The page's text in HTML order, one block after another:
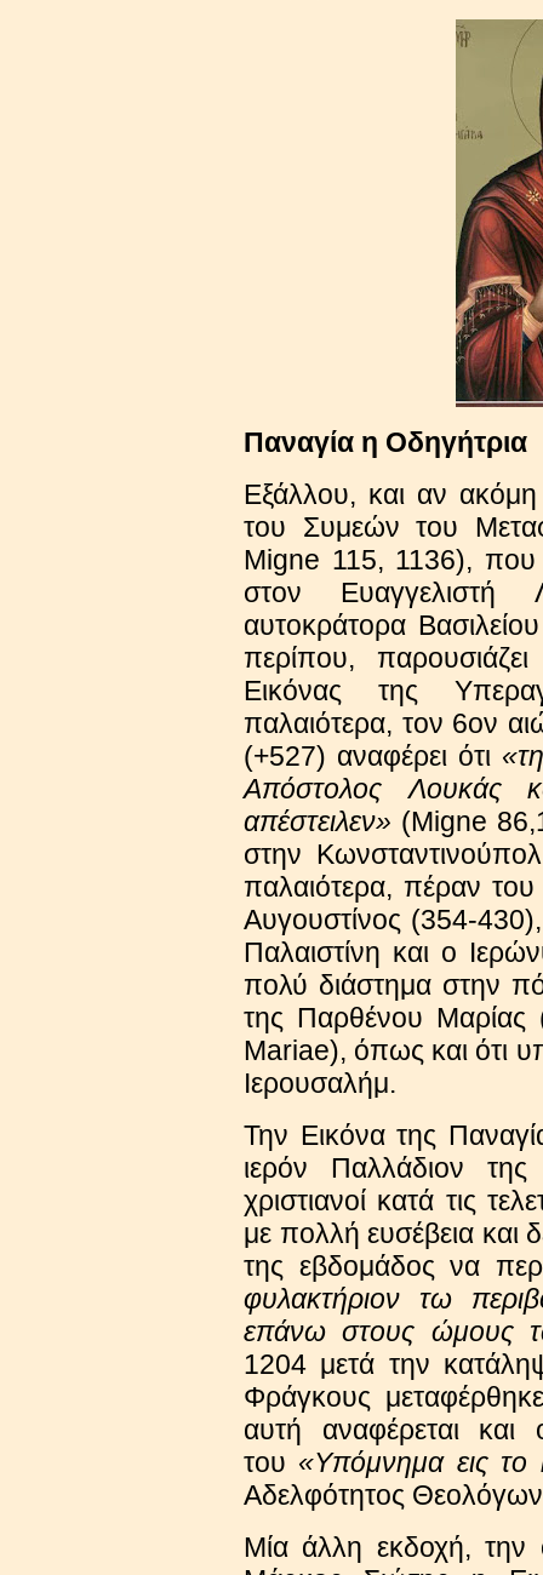
Παναγία η Οδηγήτρια
Εξάλλου, και αν
του Συμεών του
Migne 115, 1136), που
στον
αυτοκράτορα
περίπου,
Εικόνας της
παλαιότερα, τον 6ον
(+527) αναφέρει ότι
Απόστολος Λουκάς
απέστειλεν» (Migne
στην
παλαιότερα, πέραν
Αυγουστίνος (354-
Παλαιστίνη και ο
πολύ διάστημα στην
της Παρθένου
Mariae), όπως και ότι
Ιερουσαλήμ.
Την Εικόνα της
ιερόν Παλλάδιον
χριστιανοί κατά τις
με πολλή ευσέβεια και
της εβδομάδος να
φυλακτήριον τω
επάνω στους ώμους
1204 μετά την
Φράγκους
αυτή αναφέρεται
του «Υπόμνημα εις το
Αδελφότητος
Μία άλλη εκδοχή, την